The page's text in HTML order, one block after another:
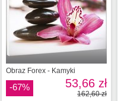
Obraz Forex - Kamyki
-67% 53,66 zł
162,60 zł